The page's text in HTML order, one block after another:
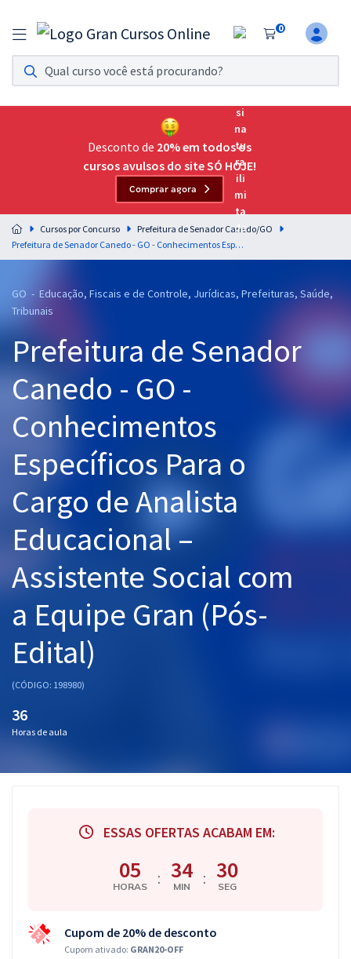
0
Assinatura Ilimitada 11
Acesso a todos os cursos. Teste grátis por 7 dias!
Assinatura OAB Até Passar
Acesso ilimitado a toda preparação para o Exame da
Residências Multiprofissionais
Preparação completa e intensiva para as principais
residências em saúde do Brasil
Assinatura Ilimitada
Graduação
OAB
Mentorias
Questões grátis
Conteúdo gratuito
Blog
Aprovados
Atendimento
Desconto de 20% em todos os
cursos avulsos do site SÓ HOJE!
Comprar agora
Cursos por Concurso
Prefeitura de Senador Canedo/GO
Prefeitura de Senador Canedo - GO - Conhecimentos Específicos Para o Cargo de Analista Educacional – Assistente Social com a Equipe Gran (Pós-Edital)
GO - Educação, Fiscais e de Controle, Jurídicas, Prefeituras, Saúde,
Tribunais
Prefeitura de Senador
Canedo - GO -
Conhecimentos
Específicos Para o
Cargo de Analista
Educacional –
Assistente Social com
a Equipe Gran (Pós-
Edital)
(CÓDIGO: 198980)
36
Horas de aula
ESSAS OFERTAS ACABAM EM:
05
HORAS : 34
MIN : 29
SEG
Cupom de 20% de desconto
Cupom ativado: GRAN20-OFF